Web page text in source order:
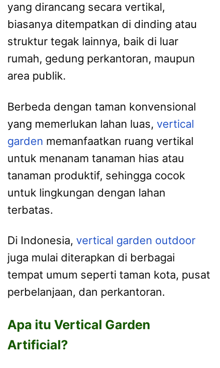
yang dirancang secara vertikal,
biasanya ditempatkan di dinding atau
struktur tegak lainnya, baik di luar
rumah, gedung perkantoran, maupun
area publik.
Berbeda dengan taman konvensional
yang memerlukan lahan luas, vertical
garden memanfaatkan ruang vertikal
untuk menanam tanaman hias atau
tanaman produktif, sehingga cocok
untuk lingkungan dengan lahan
terbatas.
Di Indonesia, vertical garden outdoor
juga mulai diterapkan di berbagai
tempat umum seperti taman kota, pusat
perbelanjaan, dan perkantoran.
Apa itu Vertical Garden
Artificial?